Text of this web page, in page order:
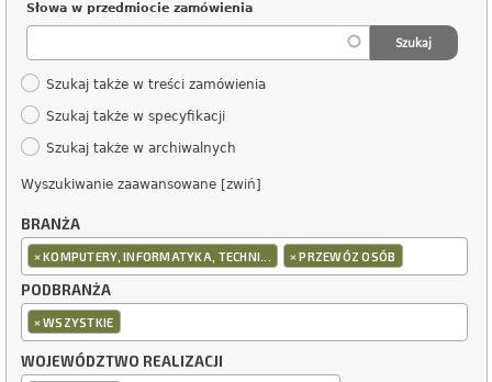
Słowa w przedmiocie zamówienia
Szukaj także w treści zamówienia
Szukaj także w specyfikacji
Szukaj także w archiwalnych
Wyszukiwanie zaawansowane [zwiń]
BRANŻA
×KOMPUTERY, INFORMATYKA, TECHNI... ×PRZEWÓZ OSÓB
PODBRANŻA
×WSZYSTKIE
WOJEWÓDZTWO REALIZACJI